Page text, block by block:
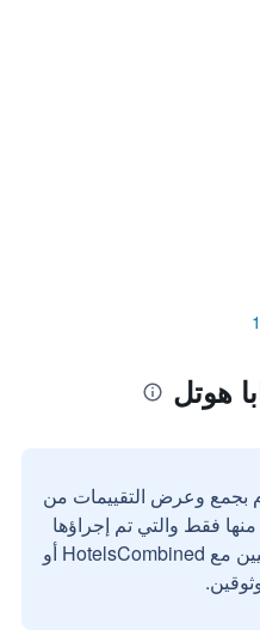
هوتل
بجمع وعرض التقييمات من
فقط والتي تم إجراؤها
بواسطة مستخدمين حقيقيين مع HotelsCombined أو